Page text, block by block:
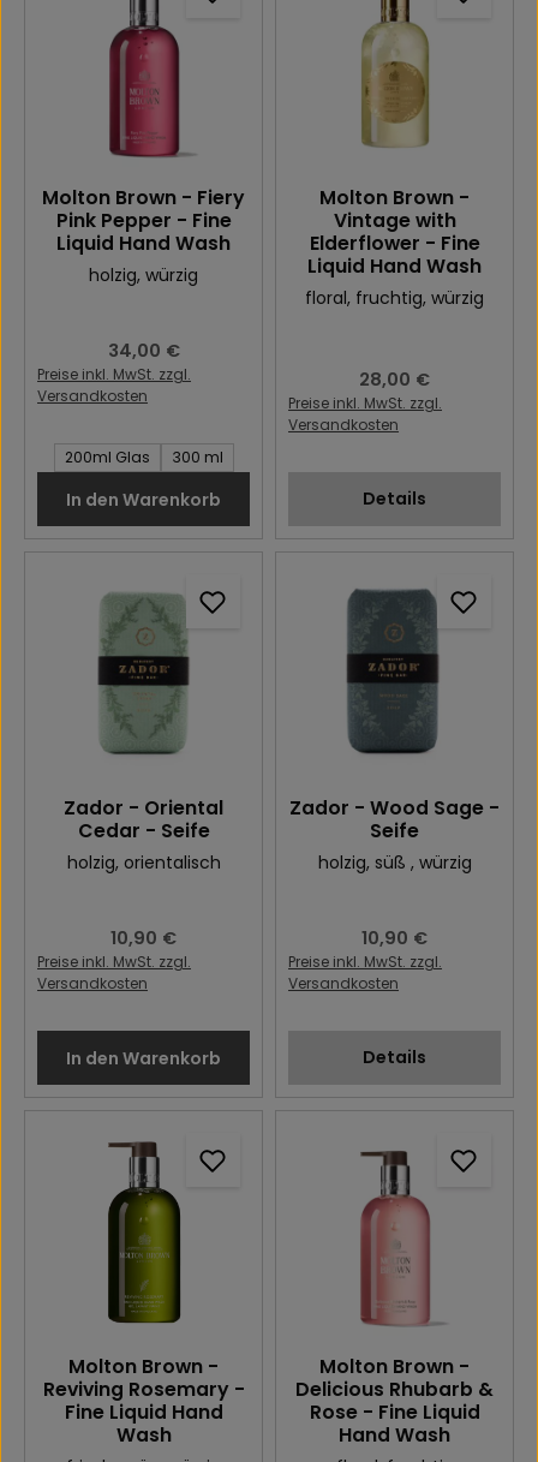
Molton Brown - Fiery
Pink Pepper - Fine
Liquid Hand Wash
holzig, würzig
Regulärer Preis:
34,00 €
Preise inkl. MwSt. zzgl.
Versandkosten
Inhalt des Artikel:
200ml Glas 300 ml
In den Warenkorb
Molton Brown -
Vintage with
Elderflower - Fine
Liquid Hand Wash
floral, fruchtig, würzig
Regulärer Preis:
28,00 €
Preise inkl. MwSt. zzgl.
Versandkosten
Details
Zador - Oriental
Cedar - Seife
holzig, orientalisch
Regulärer Preis:
10,90 €
Preise inkl. MwSt. zzgl.
Versandkosten
In den Warenkorb
Zador - Wood Sage -
Seife
holzig, süß , würzig
Regulärer Preis:
10,90 €
Preise inkl. MwSt. zzgl.
Versandkosten
Details
Molton Brown -
Reviving Rosemary -
Fine Liquid Hand
Wash
Molton Brown -
Delicious Rhubarb &
Rose - Fine Liquid
Hand Wash